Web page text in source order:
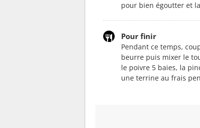
pour bien égoutter et
Pour finir
Pendant ce temps,
beurre puis mixer le
le poivre 5 baies, la
une terrine au frais